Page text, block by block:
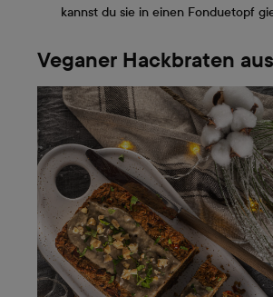
kannst du sie in einen Fonduetopf
Veganer Hackbraten